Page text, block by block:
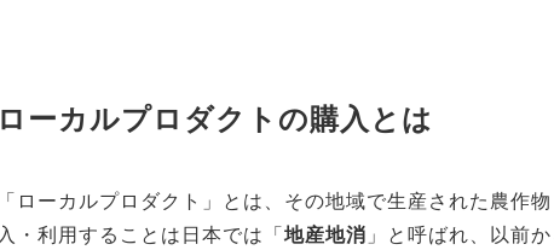
ローカルプロダクトの購入とは
「ローカルプロダクト」とは、その地域で生産された農作
入・利用することは日本では「地産地消 」と呼ばれ、以前